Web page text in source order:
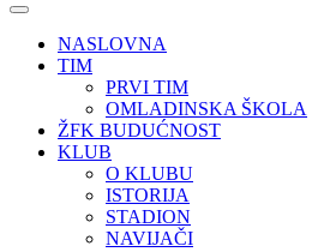
NASLOVNA
TIM
PRVI TIM
OMLADINSKA ŠKOLA
ŽFK BUDUĆNOST
KLUB
O KLUBU
ISTORIJA
STADION
NAVIJAČI